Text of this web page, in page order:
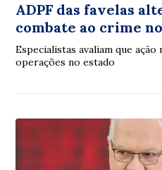
ADPF das favelas
combate ao crime
Especialistas avaliam que
operações no estado